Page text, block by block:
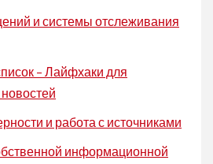
и системы отслеживания
– Лайфхаки для
и работа с источниками
информационной